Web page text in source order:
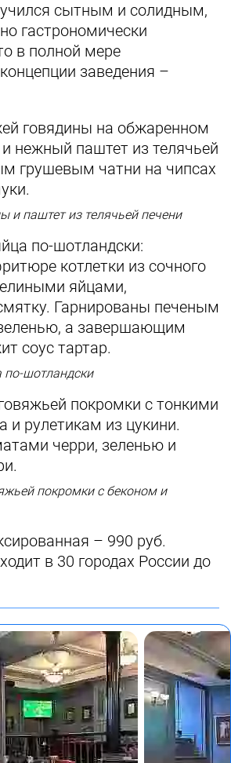
сытным и солидным,
гастрономически
в полной мере
заведения –
говядины на обжаренном
нежный паштет из телячьей
грушевым чатни на чипсах
и паштет из телячьей печени
по-шотландски:
котлетки из сочного
яйцами,
Гарнированы печеным
а завершающим
соус тартар.
по-шотландски
покромки с тонкими
и рулетикам из цукини.
черри, зеленью и
покромки с беконом и
– 990 руб.
в 30 городах России до